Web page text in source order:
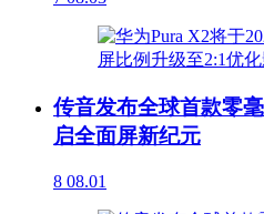
传音发布全球首款零
启全面屏新纪元
8 08.01